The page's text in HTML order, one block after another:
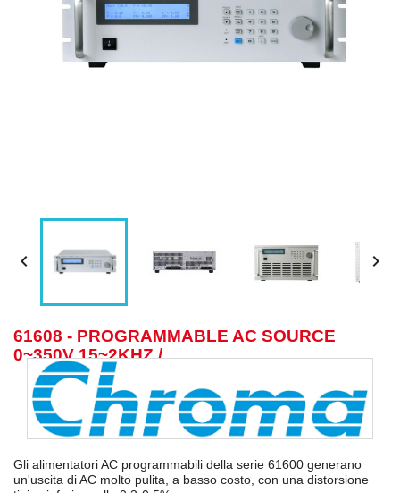
 
61608 - PROGRAMMABLE AC SOURCE
0~350V 15~2KHZ /
Gli alimentatori AC programmabili della serie 61600 generano
un'uscita di AC molto pulita, a basso costo, con una distorsione